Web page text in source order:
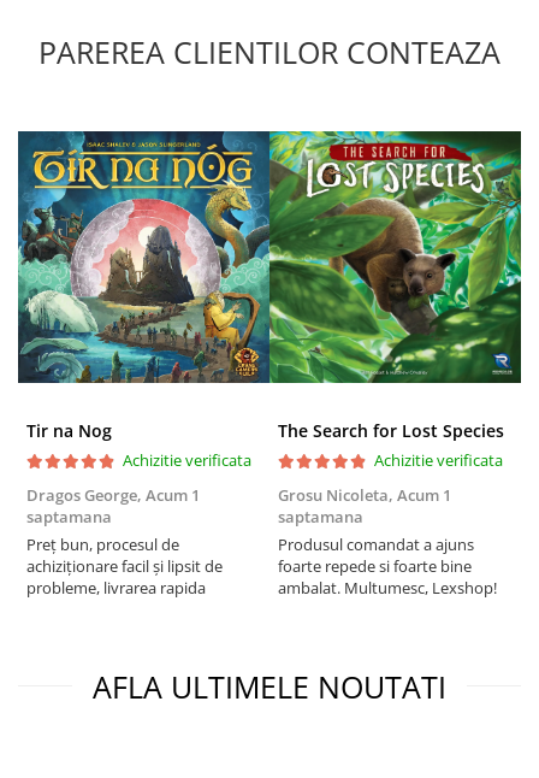
PAREREA CLIENTILOR CONTEAZA
Tir na Nog
Achizitie verificata
Dragos George, Acum 1
saptamana
Preț bun, procesul de
achiziționare facil și lipsit de
probleme, livrarea rapida
The Search for Lost Species
Achizitie verificata
Grosu Nicoleta, Acum 1
saptamana
Produsul comandat a ajuns
foarte repede si foarte bine
ambalat. Multumesc, Lexshop!
AFLA ULTIMELE NOUTATI